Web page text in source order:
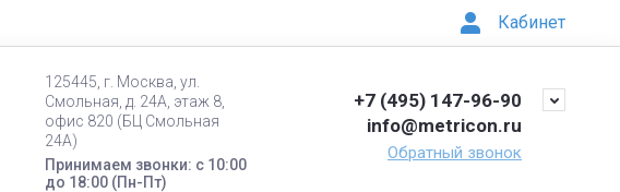
Кабинет
125445, г. Москва, ул.
Смольная, д. 24А, этаж 8,
офис 820 (БЦ Смольная
24А)
Принимаем звонки: с 10:00
до 18:00 (Пн-Пт)
+7 (495) 147-96-90
info@metricon.ru
Обратный звонок